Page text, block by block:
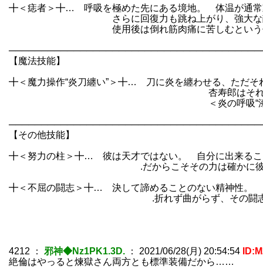
╋＜痣者＞╋… 呼吸を極めた先にある境地。 体温が通常
さらに回復力も跳ね上がり、強大な敵とも
使用後は倒れ筋肉痛に苦しむという代
【魔法技能】
╋＜魔力操作“炎刀纏い”＞╋… 刀に炎を纏わせる、ただそ
杏寿郎はそれに自身の剣術を
＜炎の呼吸“漆ノ型 炎焼”＞はこの
【その他技能】
╋＜努力の柱＞╋… 彼は天才ではない。 自分に出来るこ
.だからこそその力は確かに彼に根
╋＜不屈の闘志＞╋… 決して諦めることのない精神性。
.折れず曲がらず、その闘志が消える
4212 ： 邪神◆Nz1PK1.3D. ： 2021/06/28(月) 20:54:54
絶倫はやっると煉獄さん両方とも標準装備だから……